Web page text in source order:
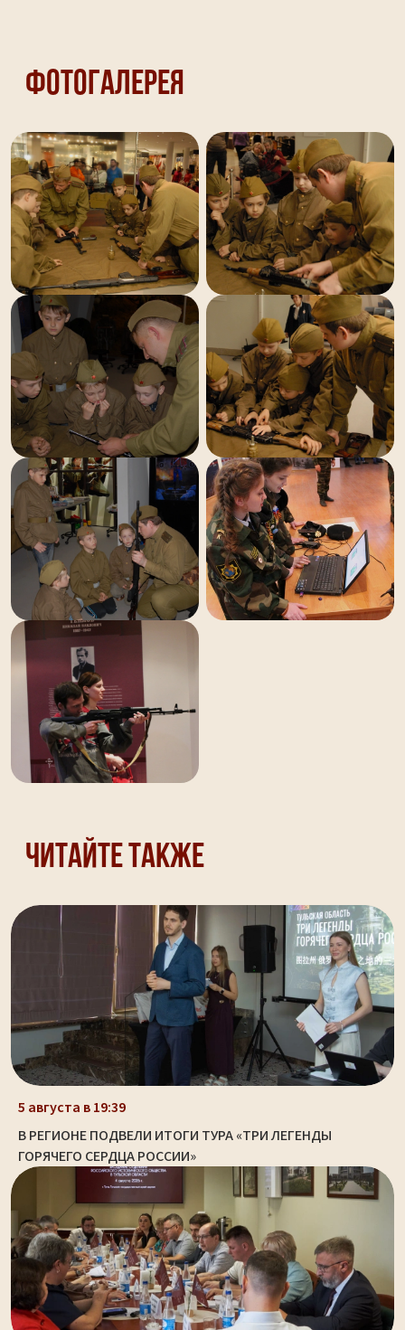
Фотогалерея
Читайте также
5 августа в 19:39
В РЕГИОНЕ ПОДВЕЛИ ИТОГИ ТУРА «ТРИ ЛЕГЕНДЫ
ГОРЯЧЕГО СЕРДЦА РОССИИ»